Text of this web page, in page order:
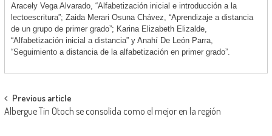
Aracely Vega Alvarado, “Alfabetización inicial e introducción a la
lectoescritura”; Zaida Merari Osuna Chávez, “Aprendizaje a distancia
de un grupo de primer grado”; Karina Elizabeth Elizalde,
“Alfabetización inicial a distancia” y Anahí De León Parra,
“Seguimiento a distancia de la alfabetización en primer grado”.
Post
navigation
Previous article
Albergue Tin Otoch se consolida como el mejor en la región